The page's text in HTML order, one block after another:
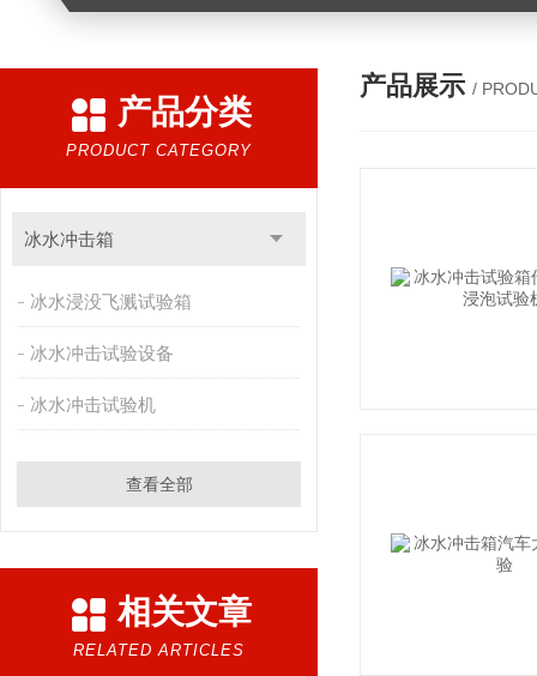
产品分类
PRODUCT CATEGORY
冰水冲击箱
冰水浸没飞溅试验箱
冰水冲击试验设备
冰水冲击试验机
查看全部
相关文章
RELATED ARTICLES
产品展示 /